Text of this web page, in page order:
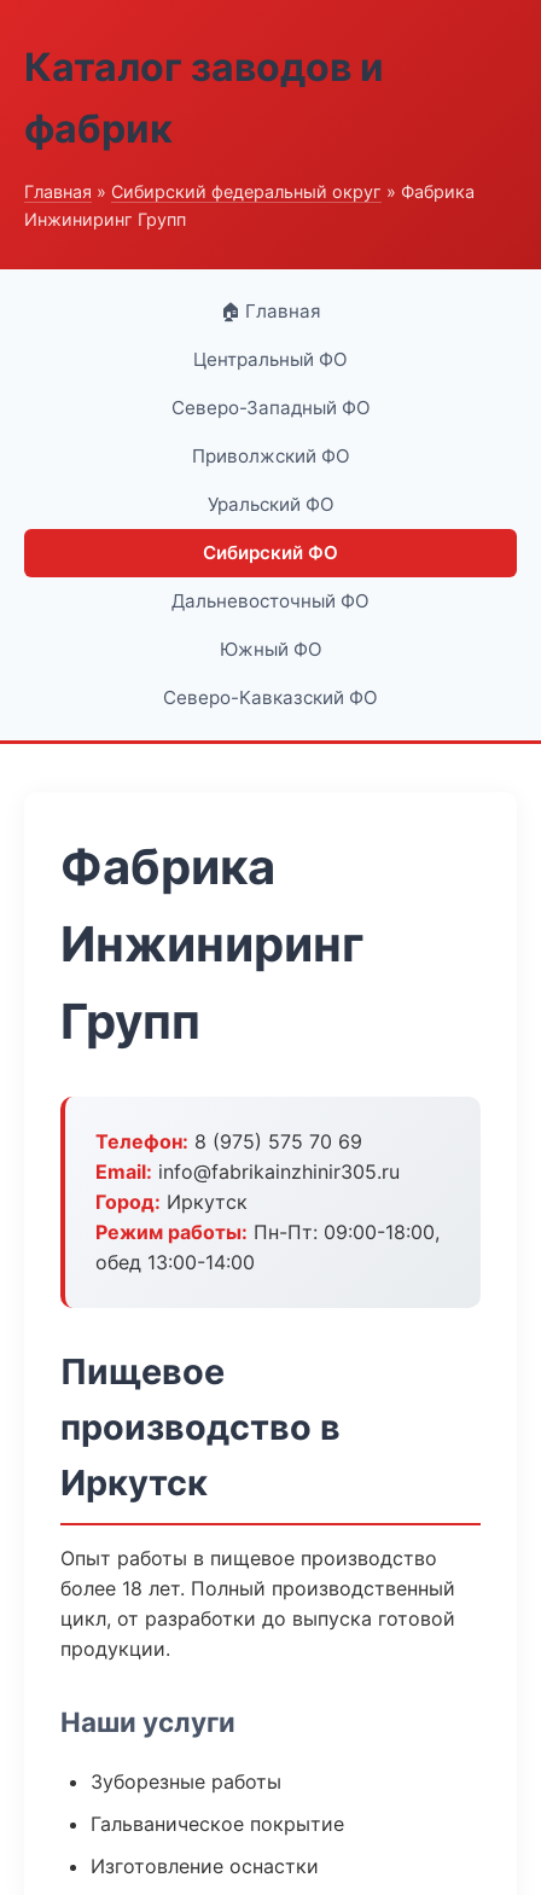
Каталог заводов и
фабрик
Главная » Сибирский федеральный округ » Фабрика
Инжиниринг Групп
🏠 Главная
Центральный ФО
Северо-Западный ФО
Приволжский ФО
Уральский ФО
Сибирский ФО
Дальневосточный ФО
Южный ФО
Северо-Кавказский ФО
Фабрика
Инжиниринг
Групп
Телефон: 8 (975) 575 70 69
Email: info@fabrikainzhinir305.ru
Город: Иркутск
Режим работы: Пн-Пт: 09:00-18:00,
обед 13:00-14:00
Пищевое
производство в
Иркутск
Опыт работы в пищевое производство
более 18 лет. Полный производственный
цикл, от разработки до выпуска готовой
продукции.
Наши услуги
Зуборезные работы
Гальваническое покрытие
Изготовление оснастки